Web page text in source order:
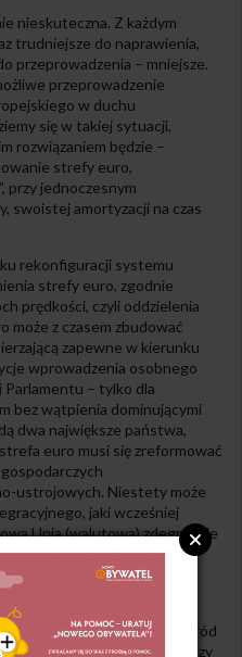
nieskuteczna. Z każdym
trudniejsze do naprawienia,
przeprowadzenia – mniejsze.
przeprowadzenie
w duchu
się w takiej sytuacji,
rozwiązaniem będzie –
strefy euro,
przy jednoczesnym
swoistej amortyzacji na czas
rekonfiguracji systemu
strefy euro, zgodnie
prędkości, czyli oddzielenia
może z czasem zbudować
zapewne w kierunku
wprowadzenia osobnego
– tylko dla
bez wątpienia dominującymi
dwa największe państwa,
euro musi się zreformować
ustrojowych. Niestety może
jaki wcześniej
Unia (walutowa) zdegraduje
tę wcześniejszą Unię
dalej, gdyż poziom
mu zakres zgody wśród
kiedy kompromis między